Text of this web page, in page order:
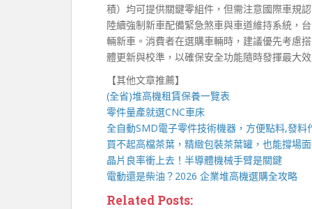
積）均可提供關鍵零組件，但需注意國際車規
陸續強制新車配備緊急煞車與車道維持系統，
輛新車。消費者在選購車輛時，建議優先考慮
體更新與校準，以確保安全功能隨時發揮最大效
【其他文章推薦】
(全省)堆高機租賃保養一覽表
零件量產就選CNC車床
全自動SMD電子零件技術機器 ，方便點料,發
買不起高檔茶葉，精緻包裝茶葉罐 ，也能撐場面!
晶片良率衝上去！ 半導體機械手臂是關鍵
電動還是柴油？2026 企業堆高機選購全攻略
Related Posts: